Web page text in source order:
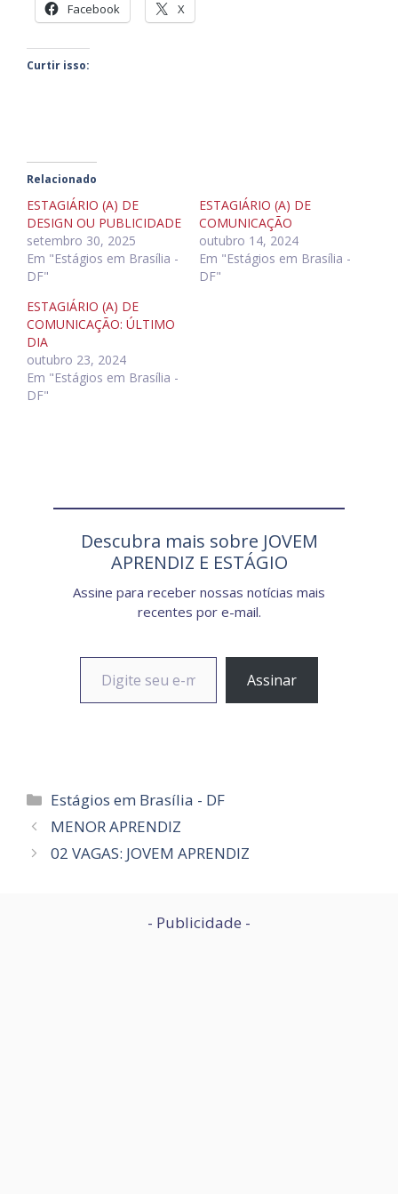
Facebook X
Curtir isso:
Relacionado
ESTAGIÁRIO (A) DE
DESIGN OU PUBLICIDADE
setembro 30, 2025
Em "Estágios em Brasília -
DF"
ESTAGIÁRIO (A) DE
COMUNICAÇÃO
outubro 14, 2024
Em "Estágios em Brasília -
DF"
ESTAGIÁRIO (A) DE
COMUNICAÇÃO: ÚLTIMO
DIA
outubro 23, 2024
Em "Estágios em Brasília -
DF"
Descubra mais sobre JOVEM
APRENDIZ E ESTÁGIO
Assine para receber nossas notícias mais
recentes por e-mail.
Digite seu e-mail…
Assinar
Categorias
Estágios em Brasília - DF
MENOR APRENDIZ
02 VAGAS: JOVEM APRENDIZ
- Publicidade -